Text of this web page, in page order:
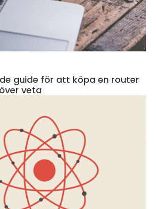
guide för att köpa en router
veta